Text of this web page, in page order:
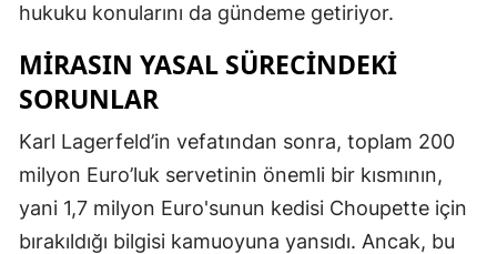
hukuku konularını da gündeme getiriyor.
MIRASIN YASAL SÜRECINDEKI
SORUNLAR
Karl Lagerfeld’in vefatından sonra, toplam 200
milyon Euro’luk servetinin önemli bir kısmının,
yani 1,7 milyon Euro'sunun kedisi Choupette için
bırakıldığı bilgisi kamuoyuna yansıdı. Ancak, bu